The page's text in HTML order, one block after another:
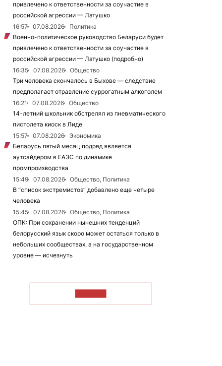
привлечено к ответственности за соучастие в
российской агрессии — Латушко
16:57
07.08.2026
Политика
Военно-политическое руководство Беларуси будет
привлечено к ответственности за соучастие в
российской агрессии — Латушко (подробно)
16:35
07.08.2026
Общество
Три человека скончалось в Быхове — следствие
предполагает отравление суррогатным алкоголем
16:21
07.08.2026
Общество
14-летний школьник обстрелял из пневматического
пистолета киоск в Лиде
15:57
07.08.2026
Экономика
Беларусь пятый месяц подряд является
аутсайдером в ЕАЭС по динамике
промпроизводства
15:49
07.08.2026
Общество, Политика
В “список экстремистов“ добавлено еще четыре
человека
15:45
07.08.2026
Общество, Политика
ОПК: При сохранении нынешних тенденций
белорусский язык скоро может остаться только в
небольших сообществах, а на государственном
уровне — исчезнуть